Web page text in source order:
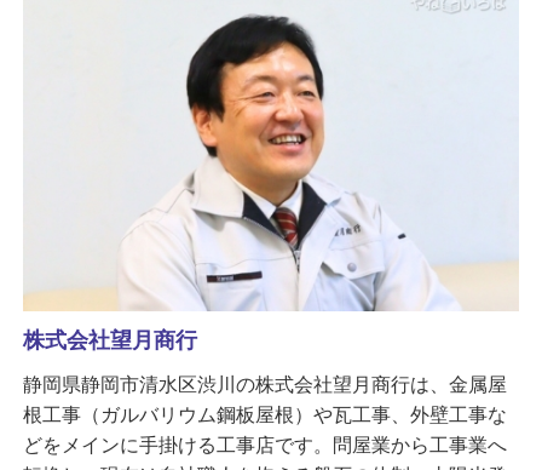
株式会社望月商行
静岡県静岡市清水区渋川の株式会社望月商行は、金属屋
根工事（ガルバリウム鋼板屋根）や瓦工事、外壁工事な
どをメインに手掛ける工事店です。問屋業から工事業へ